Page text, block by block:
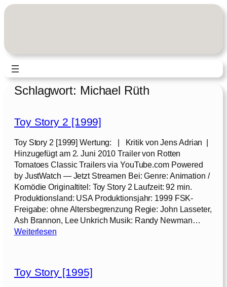
Zum
Schlagwort: Michael Rüth
Toy Story 2 [1999]
Toy Story 2 [1999] Wertung: | Kritik von Jens Adrian |
Hinzugefügt am 2. Juni 2010 Trailer von Rotten
Tomatoes Classic Trailers via YouTube.com Powered
by JustWatch — Jetzt Streamen Bei: Genre: Animation /
Komödie Originaltitel: Toy Story 2 Laufzeit: 92 min.
Produktionsland: USA Produktionsjahr: 1999 FSK-
Freigabe: ohne Altersbegrenzung Regie: John Lasseter,
Ash Brannon, Lee Unkrich Musik: Randy Newman…
Weiterlesen:
S
Toy Story [1995]